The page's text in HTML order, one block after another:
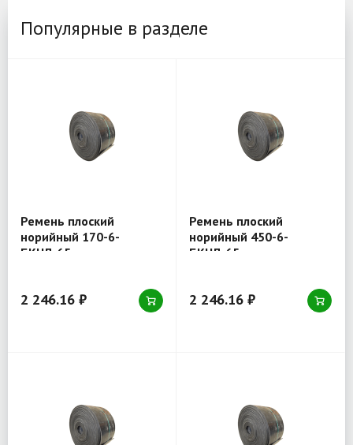
Популярные в разделе
Ремень плоский
норийный 170-6-
БКНЛ-65
2 246.16 ₽
Ремень плоский
норийный 450-6-
БКНЛ-65
2 246.16 ₽